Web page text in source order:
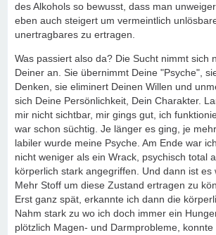
des Alkohols so bewusst, dass man
eben auch steigert um vermeintlich
unertragbares zu ertragen.
Was passiert also da? Die Sucht nimmt sich
Deiner an. Sie übernimmt Deine "Psyche",
Denken, sie eliminert Deinen Willen und
sich Deine Persönlichkeit, Dein Charakter.
mir nicht sichtbar, mir gings gut, ich
war schon süchtig. Je länger es ging, je
labiler wurde meine Psyche. Am Ende war
nicht weniger als ein Wrack, psychisch total
körperlich stark angegriffen. Und dann ist es
Mehr Stoff um diese Zustand ertragen zu
Erst ganz spät, erkannte ich dann die
Nahm stark zu wo ich doch immer ein
plötzlich Magen- und Darmprobleme,